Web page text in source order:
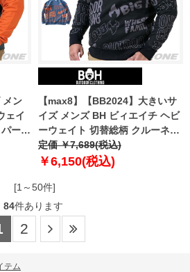
メン
ェイ
ーカ
【max8】【BB2024】大きいサ
イズ メンズ BH ビィエイチ ヘビ
ーウェイト 切替総柄 クルーネッ
ク トレーナー bh-sw240403
定価 ￥7,689(税込)
￥6,150(税込)
[1～50件]
84件あります
2
テム